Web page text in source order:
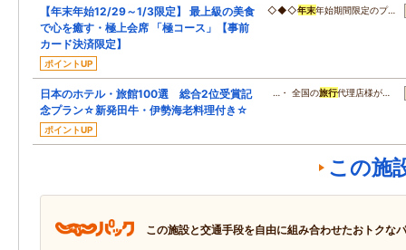
【年末年始12/29～1/3限定】 最上級の美食
で心を癒す・極上会席 「極コース」【事前
カード決済限定】
ポイントUP
◇◆◇年末年始期間限定のプ…
日本のホテル・旅館100選 総合2位受賞記
念プラン☆新発田牛・伊勢海老料理付き☆
ポイントUP
…・ 全国の旅行代理店様が…
この施
この施設と交通手段を自由に組み合わせたおトクな